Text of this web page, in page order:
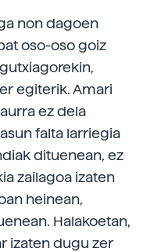
non dagoen
oso-oso goiz
egiterik. Amari
ez dela
falta larriegia
dituenean, ez
zailagoa izaten
heinean,
Halakoetan,
izaten dugu zer